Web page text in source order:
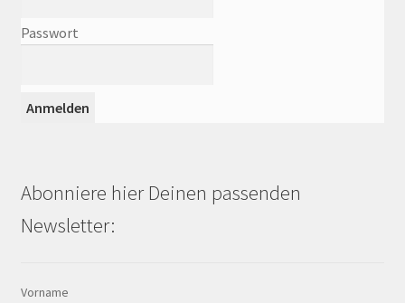
Passwort
Abonniere hier Deinen passenden
Newsletter:
Vorname